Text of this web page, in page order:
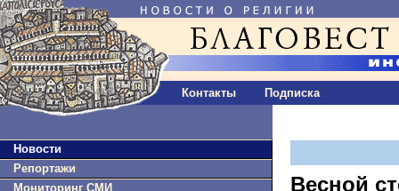
Контакты Подписка
Новости
Репортажи
Мониторинг СМИ
Весной